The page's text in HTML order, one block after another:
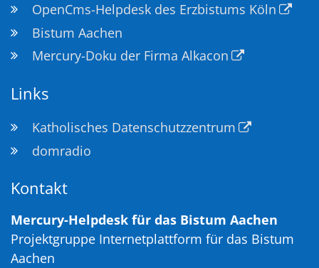
OpenCms-Helpdesk des Erzbistums Köln
Bistum Aachen
Mercury-Doku der Firma Alkacon
Links
Katholisches Datenschutzzentrum
domradio
Kontakt
Mercury-Helpdesk für das Bistum Aachen
Projektgruppe Internetplattform für das Bistum
Aachen